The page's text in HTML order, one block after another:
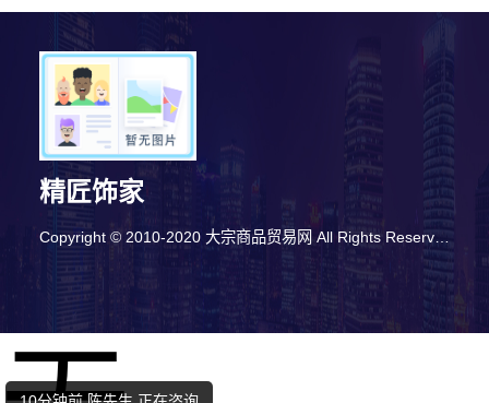
精匠饰家
Copyright © 2010-2020 大宗商品贸易网 All Rights Reserved
7分钟前 廖女士 正在咨询